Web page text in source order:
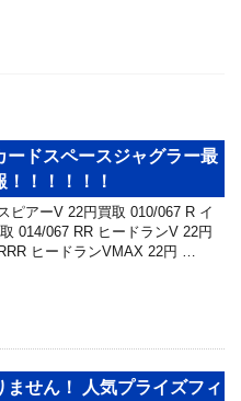
ードスペースジャグラー最
！！！！！！
ピアーV 22円買取 010/067 R イ
014/067 RR ヒードランV 22円
ヒードランVMAX 22円 …
ません！ 人気プライズフィ